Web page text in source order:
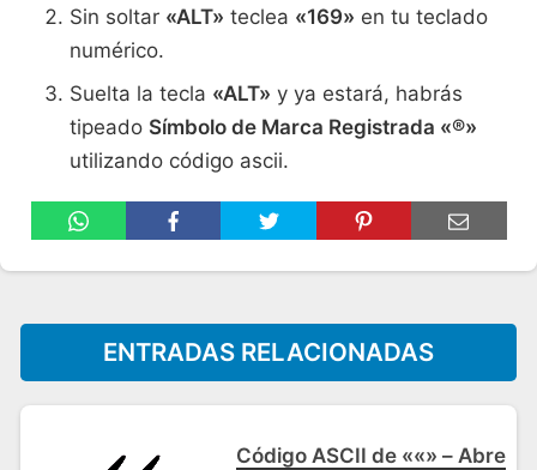
Sin soltar «ALT» teclea «169» en tu teclado
numérico.
Suelta la tecla «ALT» y ya estará, habrás
tipeado Símbolo de Marca Registrada «®»
utilizando código ascii.
ENTRADAS RELACIONADAS
Código ASCII de ««» – Abre